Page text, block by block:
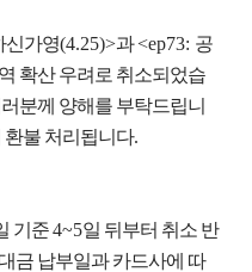
신가영(4.25)>과<ep73: 공
확산 우려로 취소되었습
분께 양해를 부탁드립니
환불 처리됩니다.
기준4~5일 뒤부터 취소 반
금 납부일과 카드사에 따